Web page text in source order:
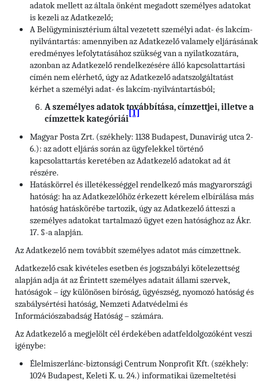
adatok mellett az általa önként megadott személyes adatokat
is kezeli az Adatkezelő;
A Belügyminisztérium által vezetett személyi adat- és lakcím-
nyilvántartás: amennyiben az Adatkezelő valamely eljárásának
eredményes lefolytatásához szükség van a nyilatkozatára,
azonban az Adatkezelő rendelkezésére álló kapcsolattartási
címén nem elérhető, úgy az Adatkezelő adatszolgáltatást
kérhet a személyi adat- és lakcím-nyilvántartásból;
A személyes adatok továbbítása, címzettjei, illetve a
címzettek kategóriái
[1]
Magyar Posta Zrt. (székhely: 1138 Budapest, Dunavirág utca 2-
6.): az adott eljárás során az ügyfelekkel történő
kapcsolattartás keretében az Adatkezelő adatokat ad át
részére.
Hatáskörrel és illetékességgel rendelkező más magyarországi
hatóság: ha az Adatkezelőhöz érkezett kérelem elbírálása más
hatóság hatáskörébe tartozik, úgy az Adatkezelő átteszi a
személyes adatokat tartalmazó ügyet ezen hatósághoz az Ákr.
17. §-a alapján.
Az Adatkezelő nem továbbít személyes adatot más címzettnek.
Adatkezelő csak kivételes esetben és jogszabályi kötelezettség
alapján adja át az Érintett személyes adatait állami szervek,
hatóságok – így különösen bíróság, ügyészség, nyomozó hatóság és
szabálysértési hatóság, Nemzeti Adatvédelmi és
Információszabadság Hatóság – számára.
Az Adatkezelő a megjelölt cél érdekében adatfeldolgozóként veszi
igénybe:
Élelmiszerlánc-biztonsági Centrum Nonprofit Kft. (székhely:
1024 Budapest, Keleti K. u. 24.) informatikai üzemeltetési